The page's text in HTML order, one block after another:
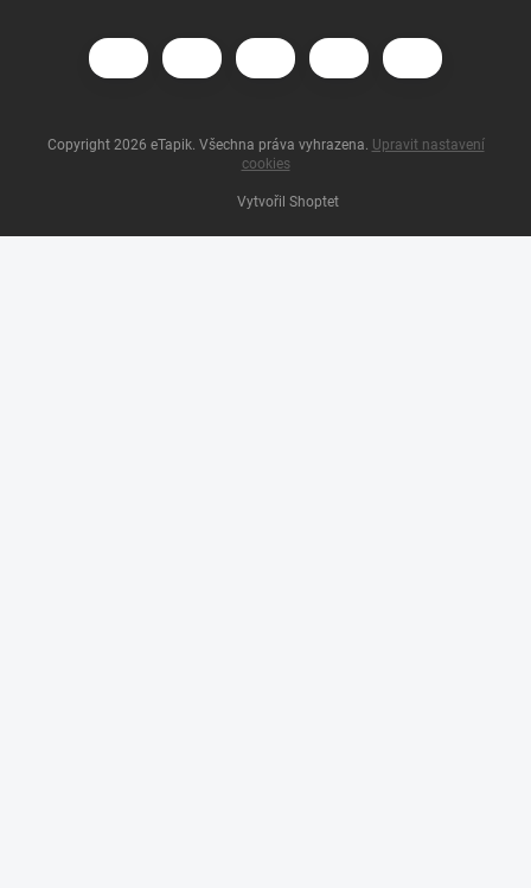
Vytvořil Shoptet
Copyright 2026 eTapik. Všechna práva vyhrazena. Upravit nastavení
cookies